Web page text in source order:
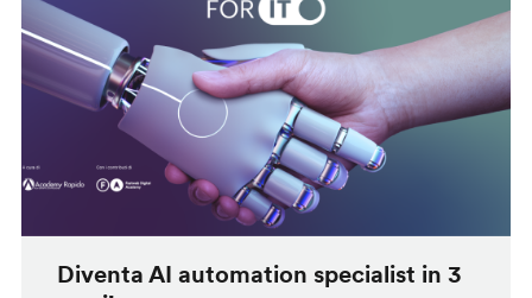
Diventa AI automation specialist in 3